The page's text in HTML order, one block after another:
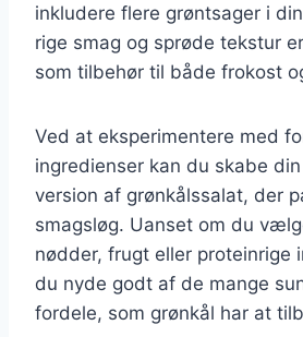
inkludere flere grøntsager i
rige smag og sprøde tekstur
som tilbehør til både frokost
Ved at eksperimentere med
ingredienser kan du skabe
version af grønkålssalat, der
smagsløg. Uanset om du
nødder, frugt eller proteinrige
du nyde godt af de mange
fordele, som grønkål har at